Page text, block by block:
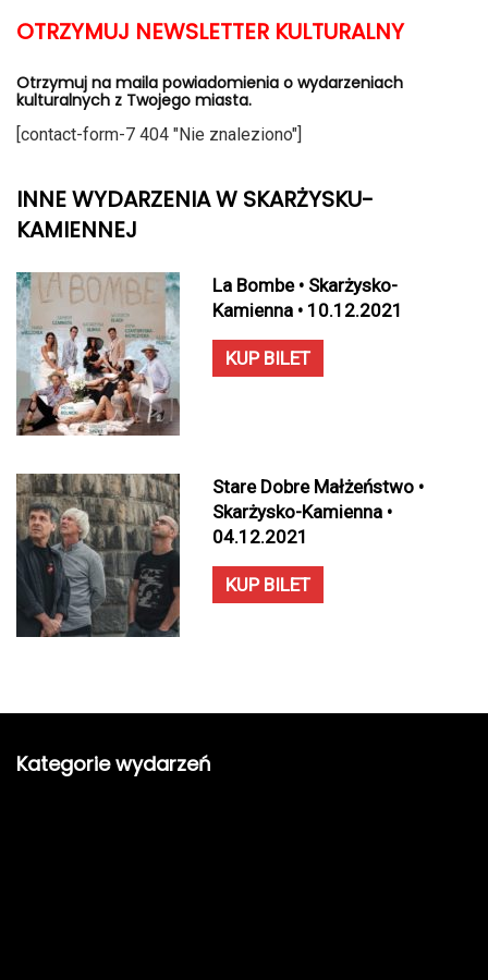
OTRZYMUJ NEWSLETTER KULTURALNY
Otrzymuj na maila powiadomienia o wydarzeniach
kulturalnych z Twojego miasta.
[contact-form-7 404 "Nie znaleziono"]
INNE WYDARZENIA W SKARŻYSKU-
KAMIENNEJ
La Bombe • Skarżysko-
Kamienna • 10.12.2021
KUP BILET
Stare Dobre Małżeństwo •
Skarżysko-Kamienna •
04.12.2021
KUP BILET
Kategorie wydarzeń